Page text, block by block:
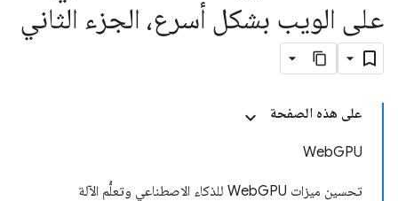
على الويب بشكل أسرع، الجزء الثاني
على هذه الصفحة
WebGPU
تحسين ميزات WebGPU للذكاء الاصطناعي وتعلُّم الآلة